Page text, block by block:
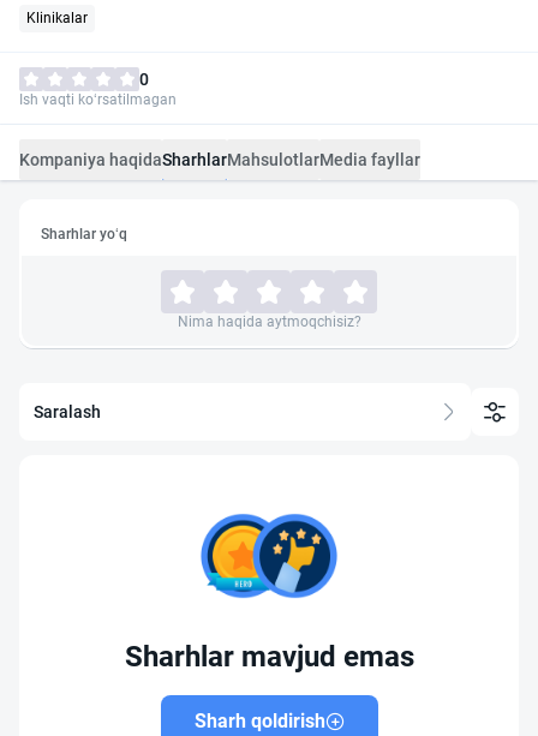
Klinikalar
0
Ish vaqti ko‘rsatilmagan
Kompaniya haqidaSharhlarMahsulotlarMedia fayllar
Sharhlar yo‘q
Nima haqida aytmoqchisiz?
Saralash
Sharhlar mavjud emas
Sharh qoldirish